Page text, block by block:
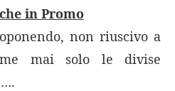
in Promo
non riuscivo a
mai solo le divise